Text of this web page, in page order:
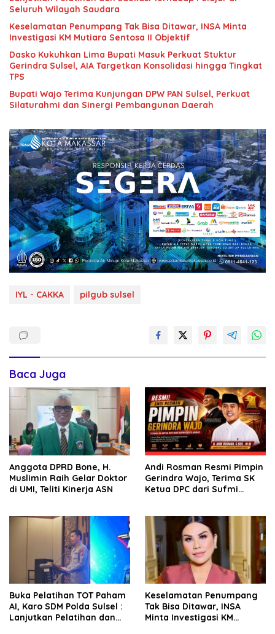
Seluruh Wilayah Saudara
Keselamatan Penumpang Tak Bisa Ditawar, INSA Minta
Investigasi KM Mutiara Sentosa II Objektif
Dasko Kukuhkan Lima Bupati Masuk Perkuat Stuktur
Gerindra Sulsel, AIA Targetkan Konsolidasi hingga Tingkat
TPS
Bupati Wajo Terima Kunjungan DPW PAN Sulsel, Perkuat
Silaturahmi dan Sinergi Pembangunan Daerah
IYL - CAKKA pilgub sulsel
Baca Juga
Anggota DPRD Bone, H.
Muslimin Raih Gelar Doktor
di UMI, Teliti Kinerja ASN
Andi Rosman Resmi Pimpin
Gerindra Wajo, Terima SK
Ketua DPC dari Sufmi
Buka Pelatihan TOT Paham
AI, Karo SDM Polda Sulsel :
Lanjutkan Pelatihan dan
Keselamatan Penumpang
Tak Bisa Ditawar, INSA
Minta Investigasi KM